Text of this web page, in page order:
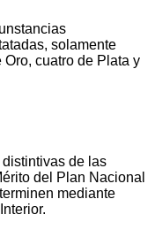
solamente
cuatro de Plata y
de las
del Plan Nacional
mediante